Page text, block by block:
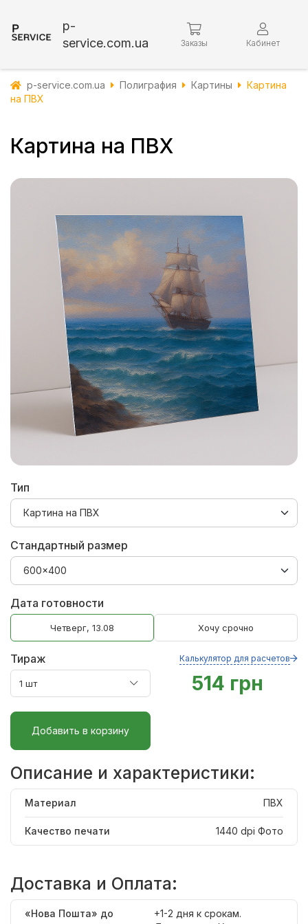
p-
service.com.ua
Заказы Кабинет
p-service.com.ua Полиграфия Картины
Картина
на ПВХ
Картина на ПВХ
Тип
Стандартный размер
Дата готовности
Четверг, 13.08 Хочу срочно
Тираж Калькулятор для расчетов
514 грн
Добавить в корзину
Описание и характеристики:
Материал ПВХ
Качество печати 1440 dpi Фото
Доставка и Оплата:
«Нова Пошта» до
+1-2 дня к срокам.